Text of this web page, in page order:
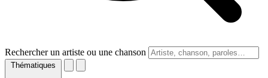
Rechercher un artiste ou une chanson
Thématiques